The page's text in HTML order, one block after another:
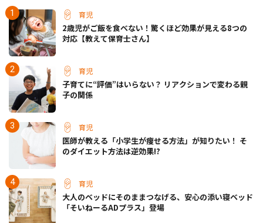
育児
2歳児がご飯を食べない！驚くほど効果が見える8つの
対応【教えて保育士さん】
育児
子育てに“評価”はいらない？ リアクションで変わる親
子の関係
育児
医師が教える「小学生が痩せる方法」が知りたい！ そ
のダイエット方法は逆効果!?
育児
大人のベッドにそのままつなげる、安心の添い寝ベッド
「そいねーるADプラス」登場